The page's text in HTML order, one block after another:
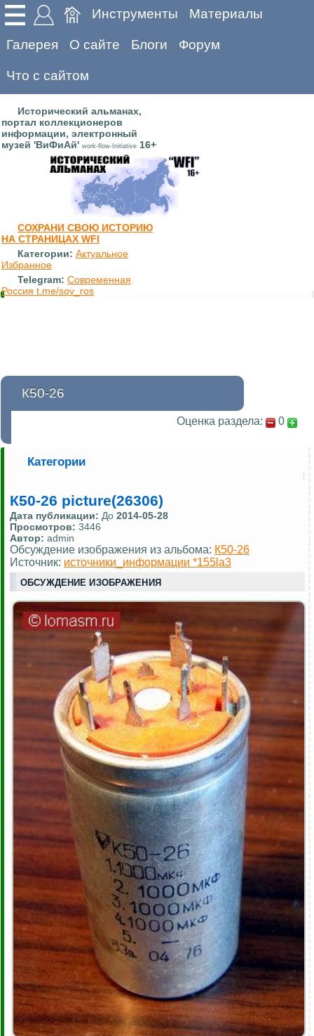
Инструменты Материалы
Галерея О сайте Блоги Форум
Что с сайтом
Исторический альманах,
портал коллекционеров
информации, электронный
музей 'ВиФиАй' work-flow-Initiative 16+
СОХРАНИ СВОЮ ИСТОРИЮ
НА СТРАНИЦАХ WFI
Категории: Актуальное
Избранное
Telegram: Современная
Россия t.me/sov_ros
К50-26
Оценка раздела: 0
Категории
К50-26 picture(26306)
Дата публикации: До 2014-05-28
Просмотров: 3446
Автор: admin
Обсуждение изображения из альбома: К50-26
Источник: источники_информации *155la3
ОБСУЖДЕНИЕ ИЗОБРАЖЕНИЯ